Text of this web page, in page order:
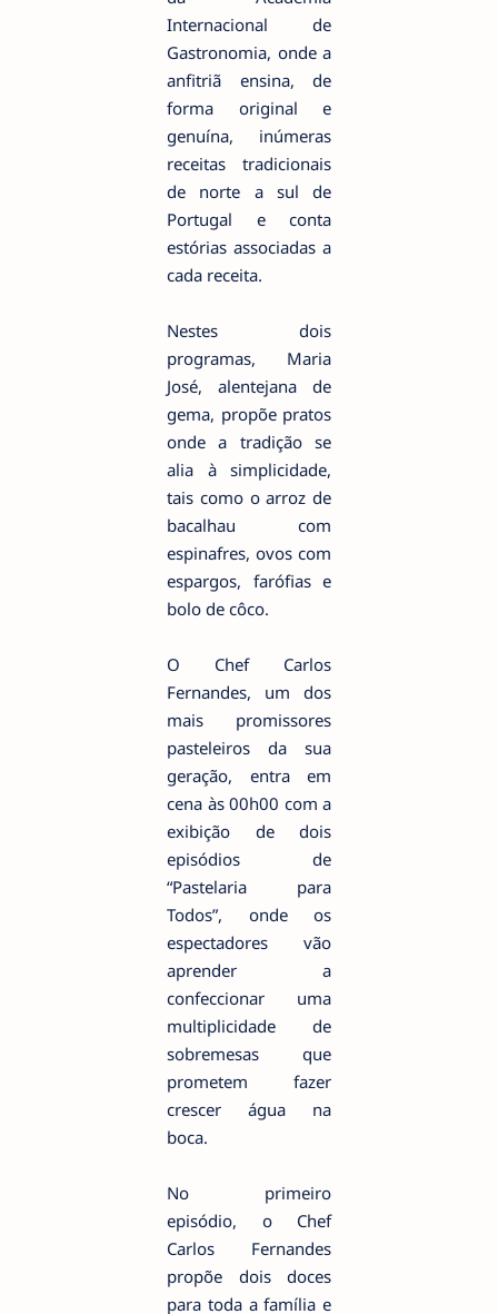
Internacional de
Gastronomia, onde a
anfitriã ensina, de
forma original e
genuína, inúmeras
receitas tradicionais
de norte a sul de
Portugal e conta
estórias associadas a
cada receita.
Nestes dois
programas, Maria
José, alentejana de
gema, propõe pratos
onde a tradição se
alia à simplicidade,
tais como o arroz de
bacalhau com
espinafres, ovos com
espargos, farófias e
bolo de côco.
O Chef Carlos
Fernandes, um dos
mais promissores
pasteleiros da sua
geração, entra em
cena às 00h00 com a
exibição de dois
episódios de
“Pastelaria para
Todos”, onde os
espectadores vão
aprender a
confeccionar uma
multiplicidade de
sobremesas que
prometem fazer
crescer água na
boca.
No primeiro
episódio, o Chef
Carlos Fernandes
propõe dois doces
para toda a família e